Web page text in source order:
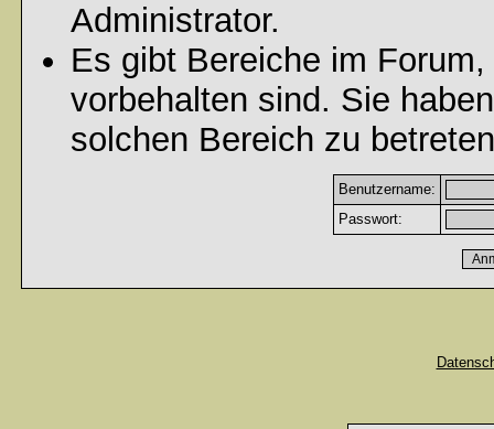
Administrator.
Es gibt Bereiche im
vorbehalten sind. Sie
solchen Bereich zu
Benutzername:
Passwort: